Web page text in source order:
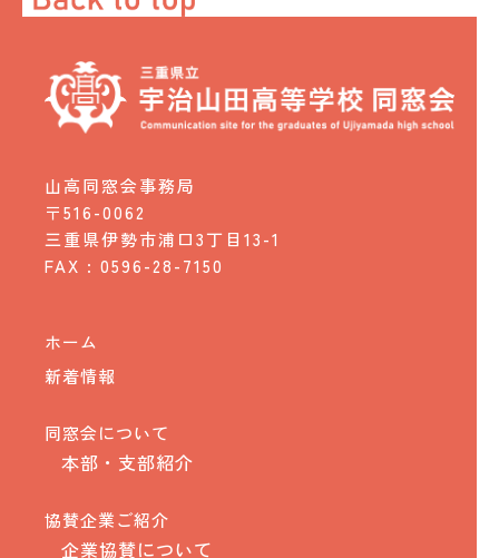
山高同窓会事務局
〒516-0062
三重県伊勢市浦口3丁目13-1
FAX : 0596-28-7150
ホーム
新着情報
同窓会について
本部・支部紹介
協賛企業ご紹介
企業協賛について